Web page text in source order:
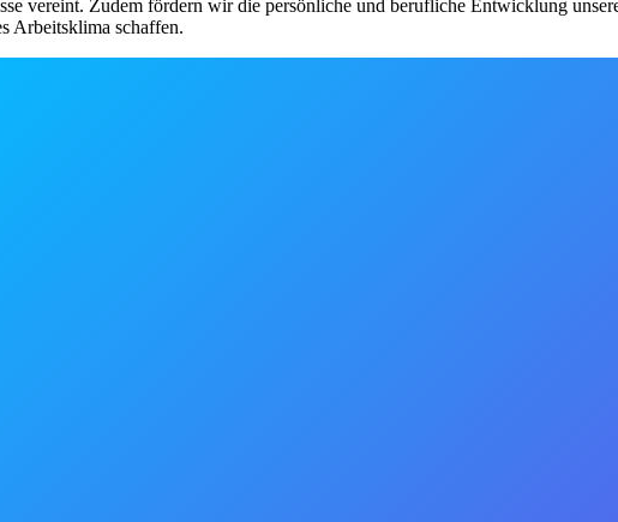
vereint. Zudem fördern wir die persönliche und berufliche Entwicklung
Arbeitsklima schaffen.